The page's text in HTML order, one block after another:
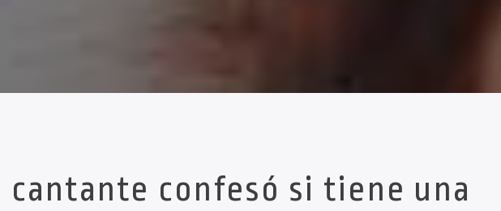
cantante confesó si tiene una